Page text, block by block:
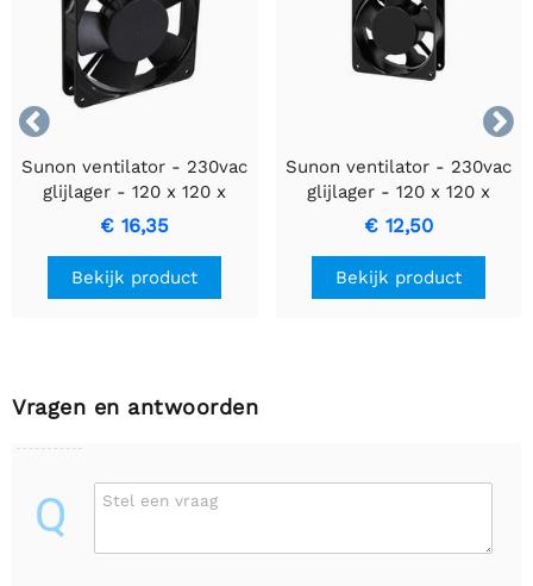


Sunon ventilator - 230vac
glijlager - 120 x 120 x
25mm
€ 16,35
Bekijk product
Sunon ventilator - 230vac
glijlager - 120 x 120 x
38mm
€ 12,50
Bekijk product
Vragen en antwoorden
Q Stel een vraag